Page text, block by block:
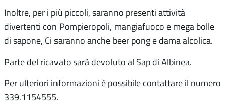
Inoltre, per i più piccoli, saranno presenti attività
divertenti con Pompieropoli, mangiafuoco e mega bolle
di sapone, Ci saranno anche beer pong e dama alcolica.
Parte del ricavato sarà devoluto al Sap di Albinea.
Per ulteriori informazioni è possibile contattare il numero
339.1154555.